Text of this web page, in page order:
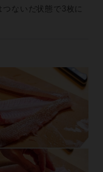
ないだ状態で3枚に